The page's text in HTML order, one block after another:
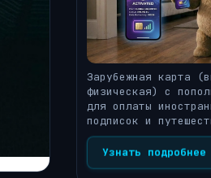
Зарубежная карта
физическая) с
для оплаты
подписок и
Узнать